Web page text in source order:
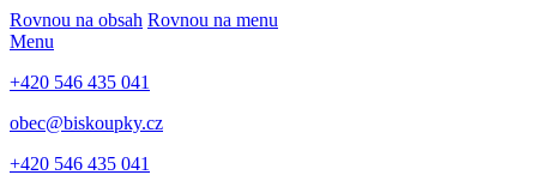
Rovnou na obsah Rovnou na menu
Menu
+420 546 435 041
obec@biskoupky.cz
+420 546 435 041